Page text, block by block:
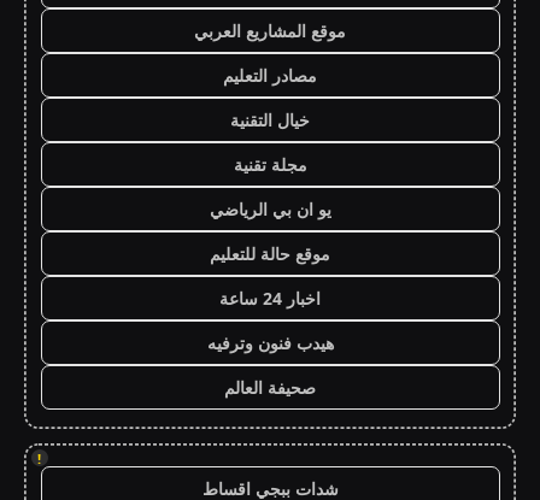
موقع المشاريع العربي
مصادر التعليم
خيال التقنية
مجلة تقنية
يو ان بي الرياضي
موقع حالة للتعليم
اخبار 24 ساعة
هيدب فنون وترفيه
صحيفة العالم
!
شدات ببجي اقساط